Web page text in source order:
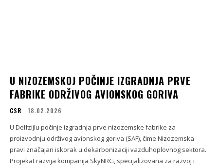
U NIZOZEMSKOJ POČINJE IZGRADNJA PRVE
FABRIKE ODRŽIVOG AVIONSKOG GORIVA
CSR 18.02.2026
U Delfzijlu počinje izgradnja prve nizozemske fabrike za
proizvodnju održivog avionskog goriva (SAF), čime Nizozemska
pravi značajan iskorak u dekarbonizaciji vazduhoplovnog sektora.
Projekat razvija kompanija SkyNRG, specijalizovana za razvoj i